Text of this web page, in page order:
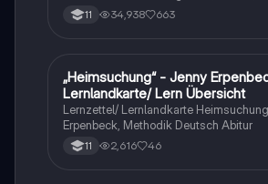
stil 11 34,938 663
Deutsch
„Heimsuchung“ - Jenny
Lernlandkarte/ Lern Übersicht
Lernzettel/ Lernlandkarte
Erpenbeck, Methodik Deutsch Abitur
11 2,616 46